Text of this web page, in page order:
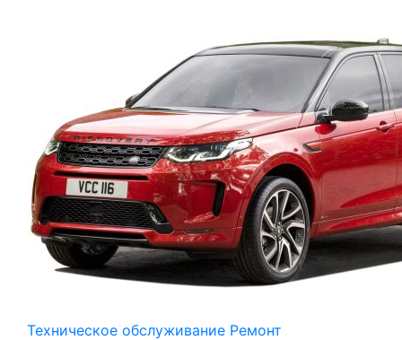
Техническое обслуживание Ремонт